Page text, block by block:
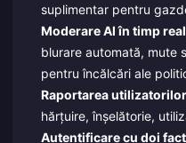
suplimentar pentru
Moderare AI în timp real
blurare automată, mute
pentru încălcări ale
Raportarea utilizatorilor
hărțuire, înșelătorie,
Autentificare cu doi